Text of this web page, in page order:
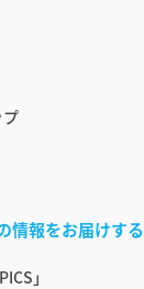
情報をお届けす
」